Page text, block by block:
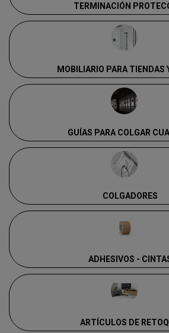
TERMINACIÓN
MOBILIARIO PARA TIENDAS
GUÍAS PARA COLGAR
COLGADORES
ADHESIVOS -
ARTÍCULOS DE